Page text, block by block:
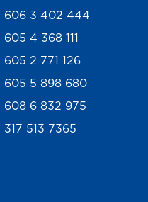
606 3 402 444
605 4 368 111
605 2 771 126
605 5 898 680
608 6 832 975
317 513 7365